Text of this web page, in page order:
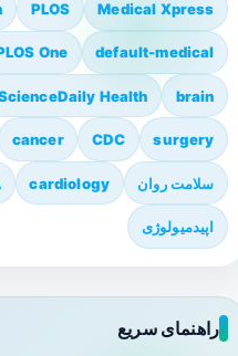
Medical Xpress
PLOS
default-medical
One
brain
Health
surgery
CDC
cancer
سلامت روان cardiology
اپیدمیولوژی
راهنمای سریع